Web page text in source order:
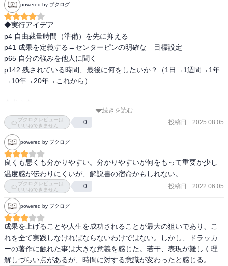
powered by ブクログ
◆実行アイデア
p4 自由裁量時間（準備）を先に抑える
p41 成果を定義する→センターピンの明確な　目標設定
p65 自分の強みを他人に聞く
p142 残されている時間、最後に何をしたいか？（1日→1週間→1年
→10年→20年→これから）
p11
1.時間を記録する
2.時間を整理する（無駄を削る）
3.時間をまとめる（塊の確保）
p.47 成果を規定する5つの質問
1.我々の事業（使命）はなにか
→我々の組織は誰を満足させた時に成果を上げたといえるか
2.我々の顧客は誰か
→主要顧客と二次的顧客
3.顧客は何を価値あるものと考えるか
★顧客は常に正しい/主語を顧客にする
4.我々の成果は何か
→ビジョンとはミッションが達成されている時のあるべき姿
続きを読む
ブクログレビューは
いいねできません
0 投稿日 : 2025.08.05
powered by ブクログ
良くも悪くも分かりやすい。分かりやすいが何をもって重要か少し
温度感が伝わりにくいが、解説書の宿命かもしれない。
ブクログレビューは
いいねできません
0 投稿日 : 2022.06.05
powered by ブクログ
成果を上げることや人生を成功されることが最大の狙いであり、こ
れを全て実践しなければならないわけではない。しかし、ドラッカ
ーの著作に触れた事は大きな意義を感じた。若干、表現が難しく理
解しづらい点があるが、時間に対する意識が変わったと感じる。